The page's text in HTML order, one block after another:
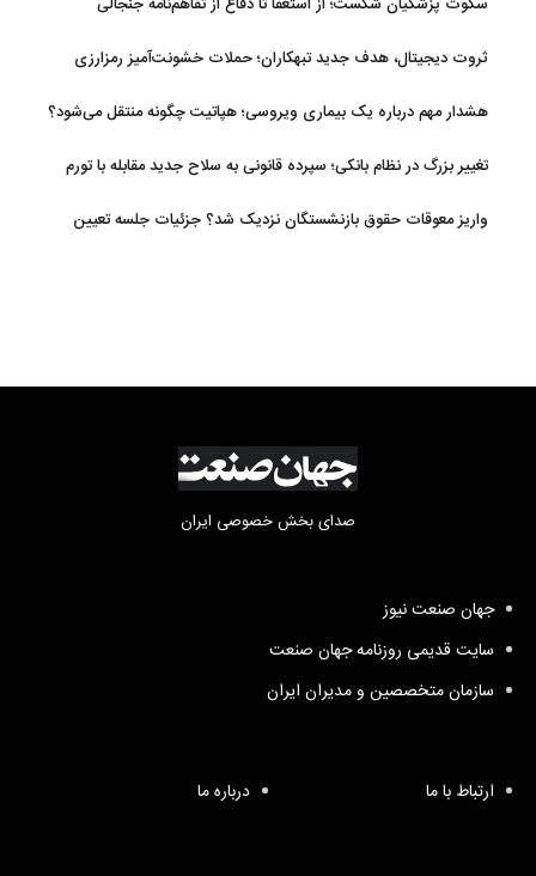
ثروت دیجیتال، هدف جدید تبهکاران؛ حملات خشونت‌آمیز رمزارزی
هشدار مهم درباره یک بیماری ویروسی؛ هپاتیت چگونه منتقل می‌شود؟
تغییر بزرگ در نظام بانکی؛ سپرده قانونی به سلاح جدید مقابله با تورم
واریز معوقات حقوق بازنشستگان نزدیک شد؟ جزئیات جلسه تعیین
صدای بخش خصوصی ایران
جهان صنعت نیوز
سایت قدیمی روزنامه جهان صنعت
سازمان متخصصین و مدیران ایران
ارتباط با ما درباره ما